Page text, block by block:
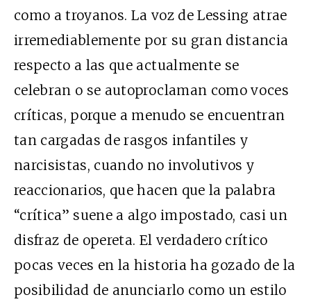
como a troyanos. La voz de Lessing atrae
irremediablemente por su gran distancia
respecto a las que actualmente se
celebran o se autoproclaman como voces
críticas, porque a menudo se encuentran
tan cargadas de rasgos infantiles y
narcisistas, cuando no involutivos y
reaccionarios, que hacen que la palabra
“crítica” suene a algo impostado, casi un
disfraz de opereta. El verdadero crítico
pocas veces en la historia ha gozado de la
posibilidad de anunciarlo como un estilo